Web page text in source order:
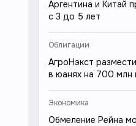
Аргентина и Китай
с 3 до 5 лет
Облигации
АгроНэкст
в юанях на 700 млн
Экономика
Обмеление Рейна